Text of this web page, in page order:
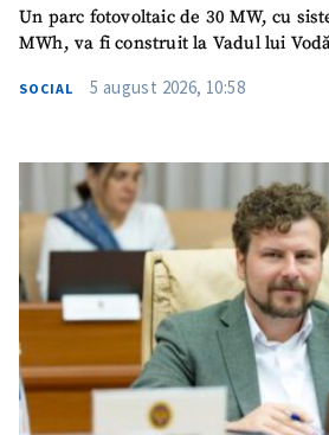
Un parc fotovoltaic de 30 MW, cu
MWh, va fi construit la Vadul lui
SOCIAL 5 august 2026, 10:58
ȘTIREA MEA
Titlu știre+ Adaugă titlu
Fotografie
+ Încarcă imagine
Link media+ Link media